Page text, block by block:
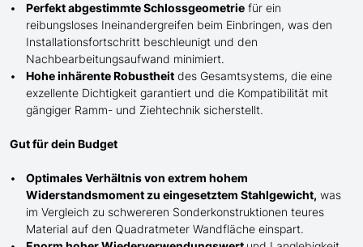
Perfekt abgestimmte Schlossgeometrie für ein
reibungsloses Ineinandergreifen beim Einbringen, was den
Installationsfortschritt beschleunigt und den
Nachbearbeitungsaufwand minimiert.
Hohe inhärente Robustheit des Gesamtsystems, die eine
exzellente Dichtigkeit garantiert und die Kompatibilität mit
gängiger Ramm- und Ziehtechnik sicherstellt.
Gut für dein Budget
Optimales Verhältnis von extrem hohem
Widerstandsmoment zu eingesetztem Stahlgewicht, was
im Vergleich zu schwereren Sonderkonstruktionen teures
Material auf den Quadratmeter Wandfläche einspart.